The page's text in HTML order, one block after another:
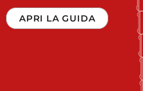
APRI LA GUIDA